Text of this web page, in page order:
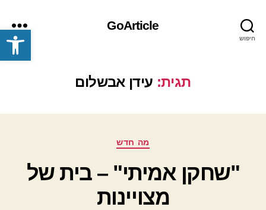
פתח סרגל נגישות חיפוש
GoArticle
תפריט
תגית: עידן אבשלום
קטגוריותמה חדש
"שחקן אמיתי" – בית של
מצויינות